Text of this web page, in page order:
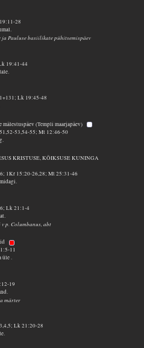
28
ja Pauluse basiilikate pühitsemispäev
19:41-44
Lk 19:45-48
(Templi maarjapäev)
53,54-55; Mt 12:46-50
KRISTUSE, KÕIKSUSE KUNINGA
1Kr 15:20-26,28; Mt 25:31-46
Lk 21:1-4
p. Columbanus, abt
11
üle .
19
märter
Lk 21:20-28